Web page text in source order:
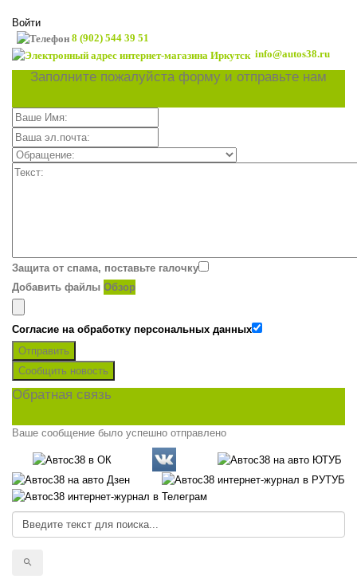
Войти
8 (902) 544 39 51
info@autos38.ru
Заполните пожалуйста форму и отправьте нам
Защита от спама, поставьте галочку
Добавить файлы Обзор
Согласие на обработку персональных данных
Отправить
Сообщить новость
Обратная связь
Ваше сообщение было успешно отправлено